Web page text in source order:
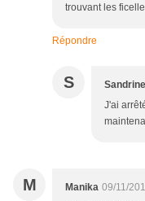
trouvant les
Répondre
S
J'ai
M Manika 09/11/